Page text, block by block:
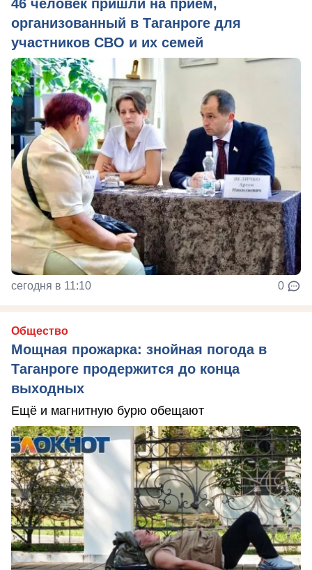
46 человек пришли на прием,
организованный в Таганроге для
участников СВО и их семей
сегодня в 11:10 0
Общество
Мощная прожарка: знойная погода в
Таганроге продержится до конца
выходных
Ещё и магнитную бурю обещают